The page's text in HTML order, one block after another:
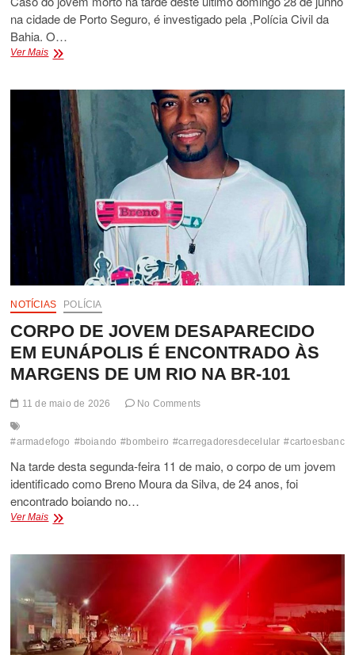
na cidade de Porto Seguro, é investigado pela ,Polícia Civil da
Bahia. O…
Ver MaisMORTE
EM
PORTO
SEGURO
INVESTIGADA
POLÍCIA
CIVIL
NOTÍCIAS POLÍCIA
CORPO DE JOVEM DESAPARECIDO
EM EUNÁPOLIS É ENCONTRADO ÀS
MARGENS DE UM RIO NA BR-101
11 de maio de 2026 No Comments
#armadefogo #boiando #bombeiro #carregadoresdecelular
Na tarde desta segunda-feira 11 de maio, o corpo de um jovem
identificado como Breno Moura da Silva, de 24 anos, foi
encontrado boiando no…
Ver MaisCORPO
EUNÁPOLIS
É
ENCONTRADO
ÀS
MARGENS